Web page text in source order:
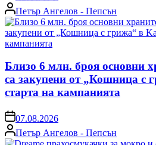
Posted
by
Петър Ангелов - Пепсън
Близо 6 млн. броя основни
са закупени от „Кошница с
старта на кампанията
on07.08.2026
Posted
by
Петър Ангелов - Пепсън